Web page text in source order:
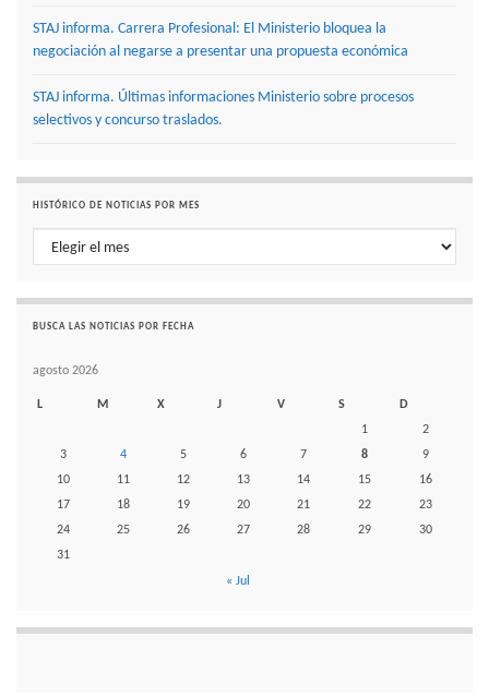
STAJ informa. Carrera Profesional: El Ministerio bloquea la
negociación al negarse a presentar una propuesta económica
STAJ informa. Últimas informaciones Ministerio sobre procesos
selectivos y concurso traslados.
HISTÓRICO DE NOTICIAS POR MES
Histórico de noticias por mes
BUSCA LAS NOTICIAS POR FECHA
agosto 2026
L M X J V S
D
1
2
3
4 5 6 7 8
9
10
11 12 13 14 15
16
17
18 19 20 21 22
23
24
25 26 27 28 29
30
31
« Jul